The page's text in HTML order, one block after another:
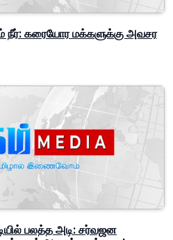
சந்திரன்: விலங்குகளின்
கிரகணம்!
நீர்: கரையோர மக்களுக்கு அவசர